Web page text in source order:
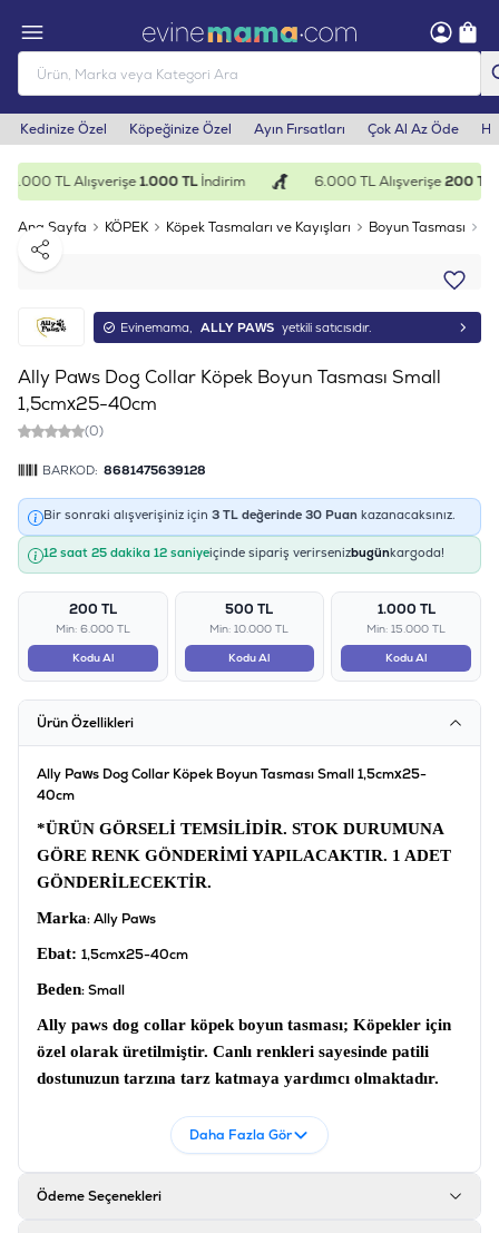
Kedinize Özel Köpeğinize Özel Ayın Fırsatları Çok Al Az Öde
TL Alışverişe1.000 TLİndirim 6.000 TL Alışverişe200 TL
Ana Sayfa KÖPEK Köpek Tasmaları ve Kayışları Boyun Tasması
Paylaş
Evinemama, ALLY PAWS yetkili satıcısıdır.
Ally Paws Dog Collar Köpek Boyun Tasması Small
1,5cmx25-40cm
(0)
BARKOD: 8681475639128
Bir sonraki alışverişiniz için 3 TL değerinde 30 Puan kazanacaksınız.
12 saat 25 dakika 12 saniyeiçinde sipariş verirsenizbugünkargoda!
200 TL
Min: 6.000 TL
Kodu Al
500 TL
Min: 10.000 TL
Kodu Al
1.000 TL
Min: 15.000 TL
Kodu Al
Ürün Özellikleri
Ally Paws Dog Collar Köpek Boyun Tasması Small 1,5cmx25-
40cm
*ÜRÜN GÖRSELİ TEMSİLİDİR. STOK DURUMUNA
GÖRE RENK GÖNDERİMİ YAPILACAKTIR. 1 ADET
GÖNDERİLECEKTİR.
Marka: Ally Paws
Ebat: 1,5cmx25-40cm
Beden: Small
Ally paws dog collar köpek boyun tasması; Köpekler için
özel olarak üretilmiştir. Canlı renkleri sayesinde patili
dostunuzun tarzına tarz katmaya yardımcı olmaktadır.
Barkod
:
8681475639128
Tedarikçi Ürün Kodu
Daha Fazla Gör
Ödeme Seçenekleri